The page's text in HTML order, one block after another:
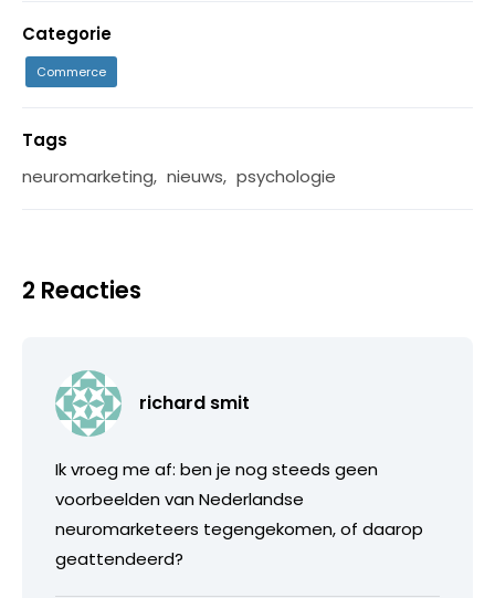
Categorie
Commerce
Tags
neuromarketing, nieuws, psychologie
2 Reacties
richard smit
Ik vroeg me af: ben je nog steeds geen
voorbeelden van Nederlandse
neuromarketeers tegengekomen, of daarop
geattendeerd?